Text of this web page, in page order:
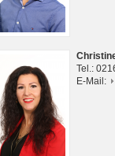
Tel.:
E-Mail: